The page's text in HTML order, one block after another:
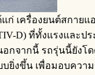
เครื่องยนต์สกายแ
D) ที่ทั้งแรงและป
กจากนี้ รถรุ่นนี้ยัง
ยิ่งขึ้น เพื่อมอบคว